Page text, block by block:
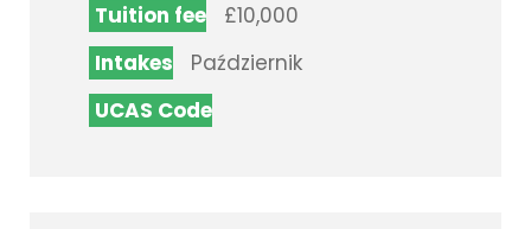
Tuition fee
£10,000
Intakes
Październik
UCAS Code